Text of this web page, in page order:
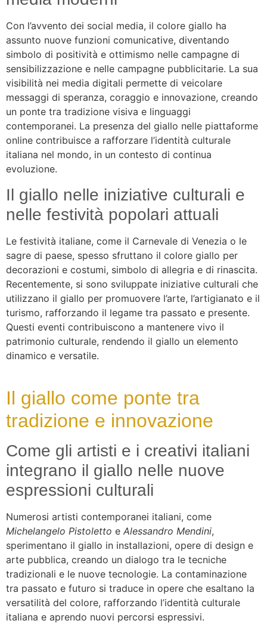
Con l’avvento dei social media, il colore giallo ha
assunto nuove funzioni comunicative, diventando
simbolo di positività e ottimismo nelle campagne di
sensibilizzazione e nelle campagne pubblicitarie. La sua
visibilità nei media digitali permette di veicolare
messaggi di speranza, coraggio e innovazione, creando
un ponte tra tradizione visiva e linguaggi
contemporanei. La presenza del giallo nelle piattaforme
online contribuisce a rafforzare l’identità culturale
italiana nel mondo, in un contesto di continua
evoluzione.
Il giallo nelle iniziative culturali e
nelle festività popolari attuali
Le festività italiane, come il Carnevale di Venezia o le
sagre di paese, spesso sfruttano il colore giallo per
decorazioni e costumi, simbolo di allegria e di rinascita.
Recentemente, si sono sviluppate iniziative culturali che
utilizzano il giallo per promuovere l’arte, l’artigianato e il
turismo, rafforzando il legame tra passato e presente.
Questi eventi contribuiscono a mantenere vivo il
patrimonio culturale, rendendo il giallo un elemento
dinamico e versatile.
Il giallo come ponte tra
tradizione e innovazione
Come gli artisti e i creativi italiani
integrano il giallo nelle nuove
espressioni culturali
Numerosi artisti contemporanei italiani, come
Michelangelo Pistoletto e Alessandro Mendini,
sperimentano il giallo in installazioni, opere di design e
arte pubblica, creando un dialogo tra le tecniche
tradizionali e le nuove tecnologie. La contaminazione
tra passato e futuro si traduce in opere che esaltano la
versatilità del colore, rafforzando l’identità culturale
italiana e aprendo nuovi percorsi espressivi.